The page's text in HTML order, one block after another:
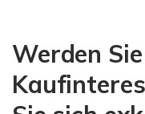
Werden Sie